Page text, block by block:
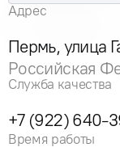
Адрес
Пермь, улица
Российская
Служба качества
+7 (922) 640-
Время работы